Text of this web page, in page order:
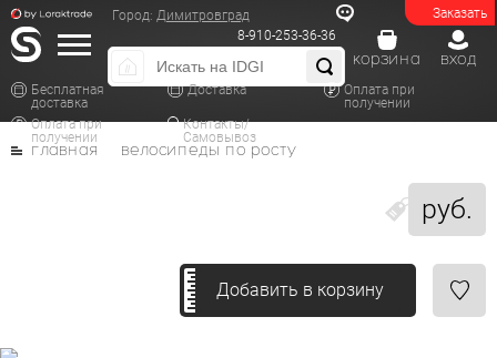
Заказать
Город: Димитровград
8-910-253-36-36
Бесплатная
доставка
Доставка
Оплата при
получении
Оплата при
получении
Контакты/
Самовывоз
вход
корзина
руб.
главная велосипеды по росту
Добавить в корзину